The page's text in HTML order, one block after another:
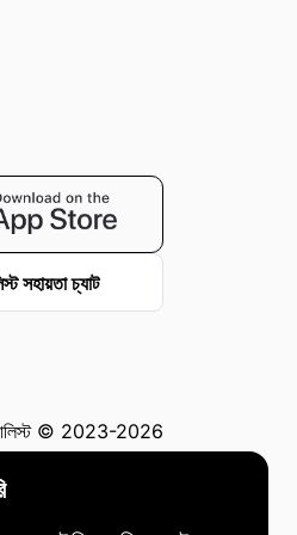
সহায়তা চ্যাট
© 2023-2026